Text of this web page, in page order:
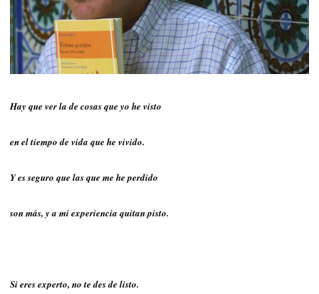
Hay que ver la de cosas que yo he visto
en el tiempo de vida que he vivido.
Y es seguro que las que me he perdido
son más, y a mi experiencia quitan pisto.
Si eres experto, no te des de listo.